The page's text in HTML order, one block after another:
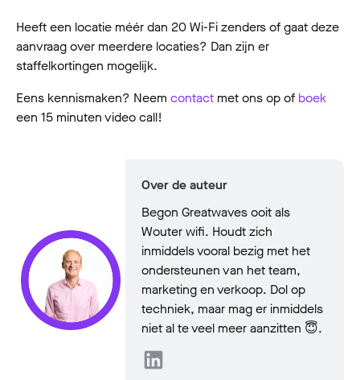
Heeft een locatie méér dan 20 Wi-Fi zenders of gaat deze
aanvraag over meerdere locaties? Dan zijn er
staffelkortingen mogelijk.
Eens kennismaken? Neem contact met ons op ofboek
een 15 minuten video call!
Over de auteur
Begon Greatwaves ooit als
Wouter wifi. Houdt zich
inmiddels vooral bezig met het
ondersteunen van het team,
marketing en verkoop. Dol op
techniek, maar mag er inmiddels
niet al te veel meer aanzitten 😇.